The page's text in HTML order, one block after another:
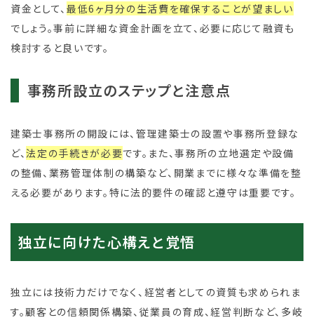
資金として、 最低6ヶ月分の生活費を確保することが望ましい
でしょう。事前に詳細な資金計画を立て、必要に応じて融資も
検討すると良いです。
事務所設立のステップと注意点
建築士事務所の開設には、管理建築士の設置や事務所登録な
ど、法定の手続きが必要です。また、事務所の立地選定や設備
の整備、業務管理体制の構築など、開業までに様々な準備を整
える必要があります。特に法的要件の確認と遵守は重要です。
独立に向けた心構えと覚悟
独立には技術力だけでなく、経営者としての資質も求められま
す。顧客との信頼関係構築、従業員の育成、経営判断など、多岐